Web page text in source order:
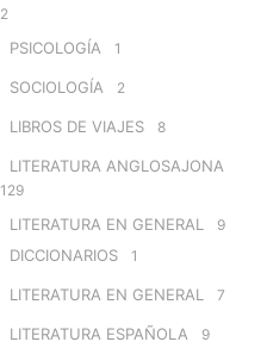
2
PSICOLOGÍA 1
SOCIOLOGÍA 2
LIBROS DE VIAJES 8
LITERATURA ANGLOSAJONA
129
LITERATURA EN GENERAL 9
DICCIONARIOS 1
LITERATURA EN GENERAL 7
LITERATURA ESPAÑOLA 9